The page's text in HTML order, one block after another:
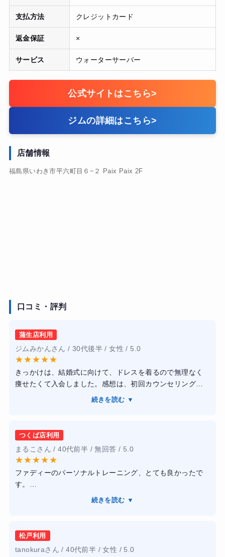
支払方法 クレジットカード
返金保証 ×
サービス ウォーターサーバー
公式サイトはこちら>
ジムの詳細はこちら>
店舗情報
福島県いわき市平六町目６−２ Paix Paix 2F
口コミ・評判
蒲生店利用
ジムみかんさん / 30代後半 / 女性 / 5.0
★★★★★
きっかけは、結婚式に向けて、ドレスを着るので無理なく
痩せたくて入会しました。感想は、初回カウンセリングで
体力や生活習慣を丁寧にヒアリングしてもらえ、私に合っ
変化に関しては、3ヶ月通った結果、体重も減り、体型も引
き締まり、生活習慣も改善されました。清潔感のある設備
で、女性専用のため安心して通えます。
続きを読む ▼
つくば店利用
まるこさん / 40代前半 / 無回答 / 5.0
★★★★★
ファディーのパーソナルトレーニング、とても良かったで
す。
トレーナーの知識が豊富で、初心者の私でも安心して通え
きて体型が変化を実感できました。
設備は清潔で、完全個室なので周りを気にせず集中できま
す。
続きを読む ▼
松戸利用
tanokuraさん / 40代前半 / 女性 / 5.0